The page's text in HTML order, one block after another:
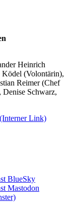
Heinrich
Ködel (Volontärin),
Reimer (Chef
Schwarz,
(Interner Link)
BlueSky
Mastodon